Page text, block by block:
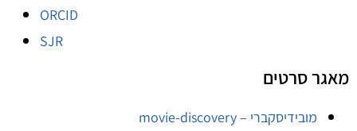
ORCID
SJR
מאגר סרטים
מובידיסקברי – movie-discovery